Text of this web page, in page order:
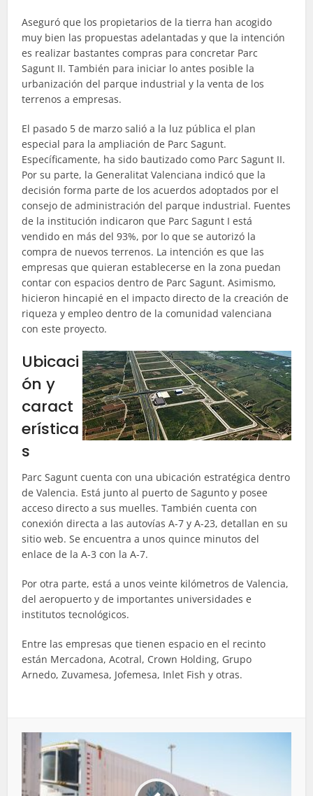
Aseguró que los propietarios de la tierra han acogido
muy bien las propuestas adelantadas y que la intención
es realizar bastantes compras para concretar Parc
Sagunt II. También para iniciar lo antes posible la
urbanización del parque industrial y la venta de los
terrenos a empresas.
El pasado 5 de marzo salió a la luz pública el plan
especial para la ampliación de Parc Sagunt.
Específicamente, ha sido bautizado como Parc Sagunt II.
Por su parte, la Generalitat Valenciana indicó que la
decisión forma parte de los acuerdos adoptados por el
consejo de administración del parque industrial. Fuentes
de la institución indicaron que Parc Sagunt I está
vendido en más del 93%, por lo que se autorizó la
compra de nuevos terrenos. La intención es que las
empresas que quieran establecerse en la zona puedan
contar con espacios dentro de Parc Sagunt. Asimismo,
hicieron hincapié en el impacto directo de la creación de
riqueza y empleo dentro de la comunidad valenciana
con este proyecto.
Ubicaci
ón y
caract
erística
s
Parc Sagunt cuenta con una ubicación estratégica dentro
de Valencia. Está junto al puerto de Sagunto y posee
acceso directo a sus muelles. También cuenta con
conexión directa a las autovías A-7 y A-23, detallan en su
sitio web. Se encuentra a unos quince minutos del
enlace de la A-3 con la A-7.
Por otra parte, está a unos veinte kilómetros de Valencia,
del aeropuerto y de importantes universidades e
institutos tecnológicos.
Entre las empresas que tienen espacio en el recinto
están Mercadona, Acotral, Crown Holding, Grupo
Arnedo, Zuvamesa, Jofemesa, Inlet Fish y otras.